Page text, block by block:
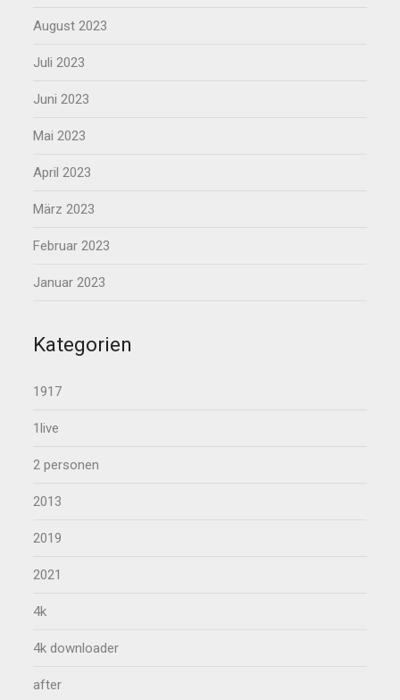
August 2023
Juli 2023
Juni 2023
Mai 2023
April 2023
März 2023
Februar 2023
Januar 2023
Kategorien
1917
1live
2 personen
2013
2019
2021
4k
4k downloader
after